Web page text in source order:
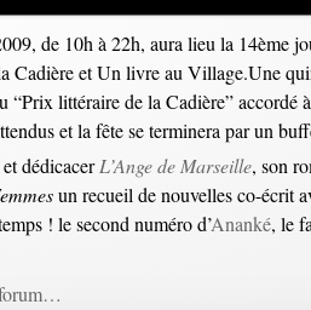
de 10h à 22h, aura lieu la 14ème
et Un livre au Village.Une
“Prix littéraire de la Cadière”
et la fête se terminera par un
dédicacerL’Ange de Marseille, son
un recueil de nouvelles co-écrit
! le second numéro d’Ananké, le
forum…